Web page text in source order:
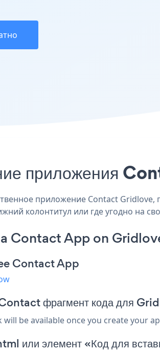
приложения
приложение Contact Gridlove,
колонтитул или где угодно на
Contact App on
Contact App
фрагмент кода для
will be available once you create your
или элемент «Код для